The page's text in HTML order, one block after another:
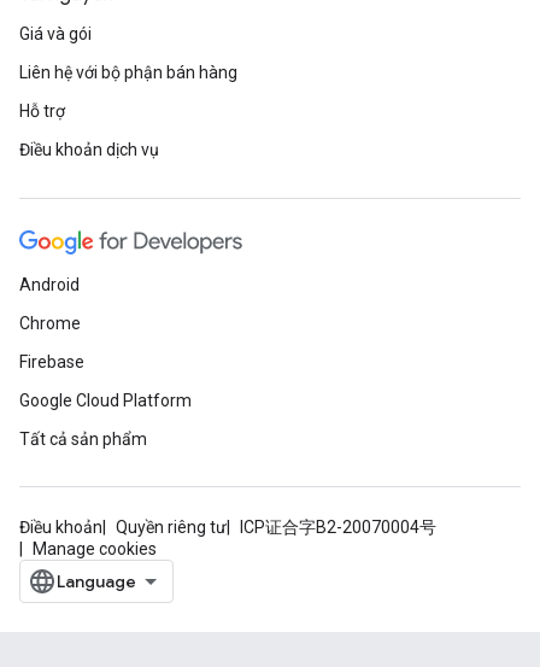
Giá và gói
Liên hệ với bộ phận bán hàng
Hỗ trợ
Điều khoản dịch vụ
Android
Chrome
Firebase
Google Cloud Platform
Tất cả sản phẩm
Điều khoản Quyền riêng tư
ICP证合字B2-20070004号
Manage cookies